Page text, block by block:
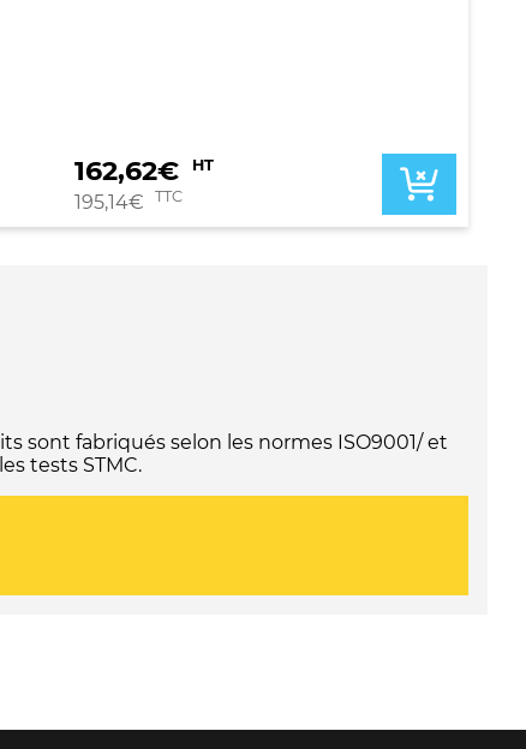
162,62€ HT
195,14€ TTC
sont fabriqués selon les normes ISO9001/ et
tests STMC.